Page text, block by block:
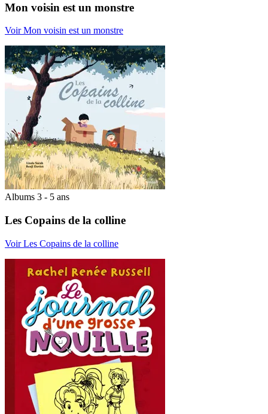
Mon voisin est un monstre
Voir Mon voisin est un monstre
Albums 3 - 5 ans
Les Copains de la colline
Voir Les Copains de la colline